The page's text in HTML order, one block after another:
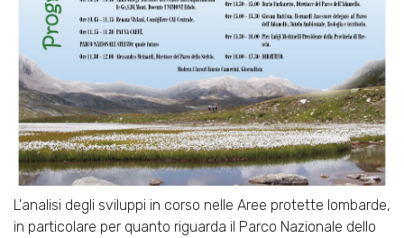
L'analisi degli sviluppi in corso nelle Aree protette lombarde,
in particolare per quanto riguarda il Parco Nazionale dello